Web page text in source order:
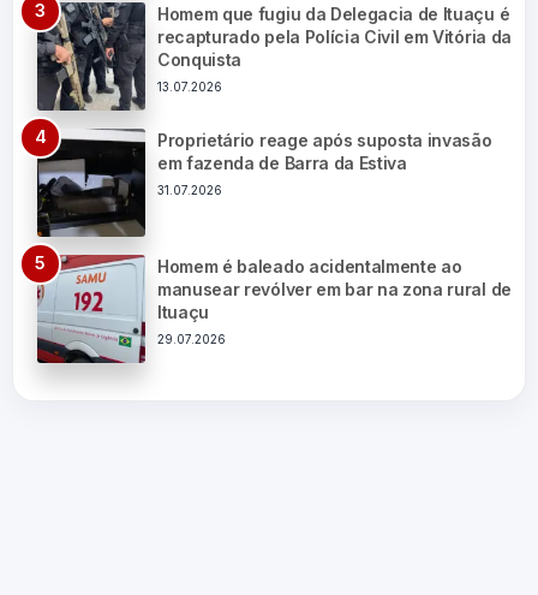
Homem que fugiu da Delegacia de Ituaçu é
recapturado pela Polícia Civil em Vitória da
Conquista
13.07.2026
Proprietário reage após suposta invasão
em fazenda de Barra da Estiva
31.07.2026
Homem é baleado acidentalmente ao
manusear revólver em bar na zona rural de
Ituaçu
29.07.2026